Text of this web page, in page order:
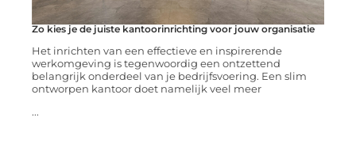
Zo kies je de juiste kantoorinrichting voor jouw organisatie
Het inrichten van een effectieve en inspirerende
werkomgeving is tegenwoordig een ontzettend
belangrijk onderdeel van je bedrijfsvoering. Een slim
ontworpen kantoor doet namelijk veel meer
...